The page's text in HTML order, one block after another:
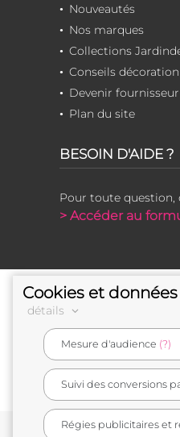
Nouveautés
Nos marques
Collections
Conseils
Devenir fournisseur
Plan du site
BESOIN D'AIDE ?
Pour toute question,
> Accéder au
e-
Cookies et
détails
Mesure d'audience (?)
Suivi des conversions
Régies publicitaires et